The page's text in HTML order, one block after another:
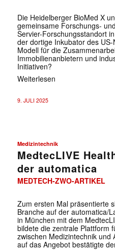
Die Heidelberger BioMed X
gemeinsame Forschungs-
Servier-Forschungsstandort
der dortige Inkubator des
Modell für die
Immobilienanbietern und
Initiativen?
Weiterlesen
9. JULI 2025
Medizintechnik
MedtecLIVE
der automatica
MEDTECH-ZWO-ARTIKEL
Zum ersten Mal präsentierte
Branche auf der automatica/
in München mit dem
bildete die zentrale Plattform
zwischen Medizintechnik und
auf das Angebot bestätigte